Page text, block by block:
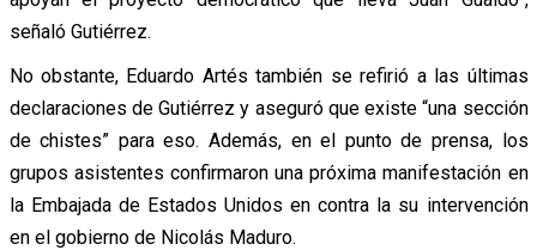
señaló Gutiérrez.
No obstante, Eduardo Artés también se refirió a las últimas
declaraciones de Gutiérrez y aseguró que existe “una sección
de chistes” para eso. Además, en el punto de prensa, los
grupos asistentes confirmaron una próxima manifestación en
la Embajada de Estados Unidos en contra la su intervención
en el gobierno de Nicolás Maduro.